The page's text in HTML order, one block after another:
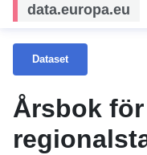
data.europa.eu
Dataset
Årsbok för